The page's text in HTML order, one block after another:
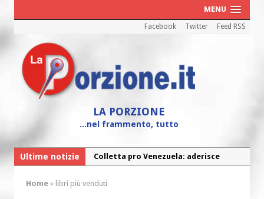
MENU
Facebook Twitter Feed RSS
LA PORZIONE
...nel frammento, tutto
Ultime notizie
Colletta pro Venezuela: aderisce
Fine vita: la Chiesa Cattolica inglese si
Home » libri più venduti